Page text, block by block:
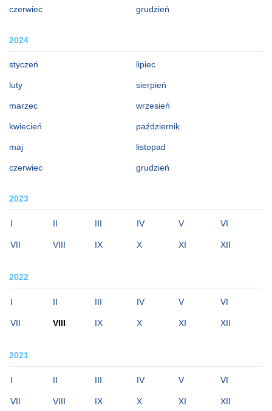
czerwiec grudzień
2024
styczeń
luty
marzec
kwiecień
maj
czerwiec
lipiec
sierpień
wrzesień
październik
listopad
grudzień
2023
I II III IV V VI
VII VIII IX X XI XII
2022
I II III IV V VI
VII VIII IX X XI XII
2021
I II III IV V VI
VII VIII IX X XI XII